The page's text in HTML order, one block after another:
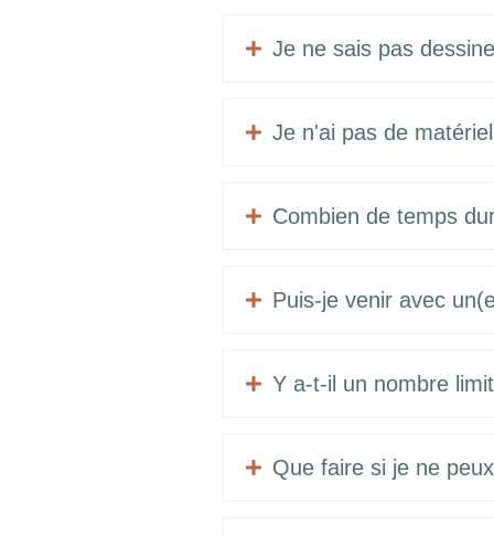
 Je ne sais pas
 Je n'ai pas de
 Combien de temps
 Puis-je venir avec
 Y a-t-il un nombre
 Que faire si je ne